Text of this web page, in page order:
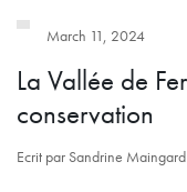
March 11, 2024
La Vallée de
conservation
Ecrit par Sandrine Maingard